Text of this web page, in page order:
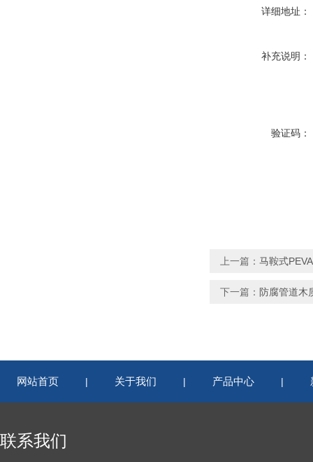
详细地址：
补充说明：
验证码：
上一篇： 马鞍式
下一篇： 防腐管道木
网站首页 | 关于我们 | 产品中心 |
联系我们